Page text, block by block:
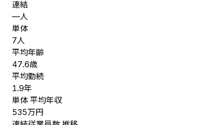
連結
—人
単体
7人
平均年齢
47.6歳
平均勤続
1.9年
単体 平均年収
535万円